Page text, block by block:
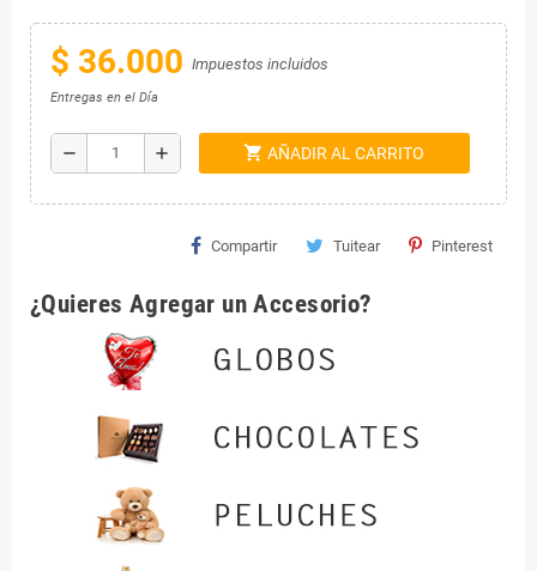
$ 36.000 Impuestos incluidos
Entregas en el Día
remove add shopping_cart AÑADIR AL CARRITO
Compartir Tuitear Pinterest
¿Quieres Agregar un Accesorio?